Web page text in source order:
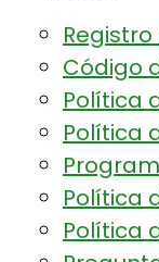
Código
Política
Política
Política
Política